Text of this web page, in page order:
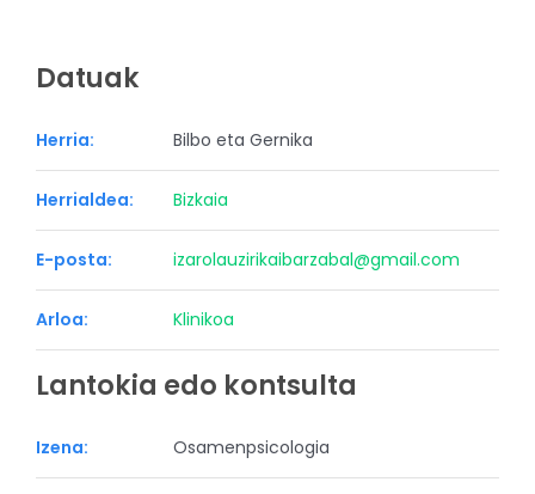
Datuak
Herria: Bilbo eta Gernika
Herrialdea: Bizkaia
E-posta: izarolauzirikaibarzabal@gmail.com
Arloa: Klinikoa
Lantokia edo kontsulta
Izena: Osamenpsicologia